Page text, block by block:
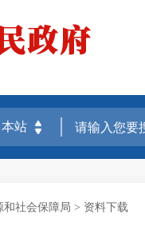
和社会保障局 > 资料下载